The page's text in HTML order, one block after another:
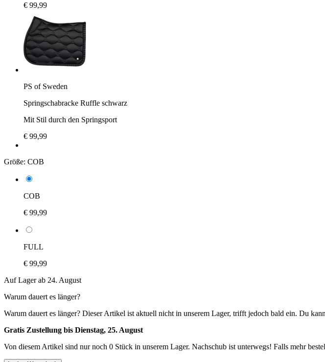
€ 99,99
PS of Sweden
Springschabracke Ruffle schwarz
Mit Stil durch den Springsport
€ 99,99
Größe: COB
COB
€ 99,99
FULL
€ 99,99
Auf Lager ab 24. August
Warum dauert es länger?
Warum dauert es länger? Dieser Artikel ist aktuell nicht in unserem Lager, trifft jedoch bald ein. Du
Gratis Zustellung bis Dienstag, 25. August
Von diesem Artikel sind nur noch 0 Stück in unserem Lager. Nachschub ist unterwegs! Falls mehr